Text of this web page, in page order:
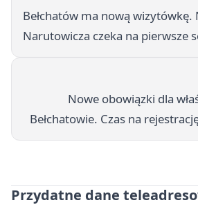
Bełchatów ma nową wizytówkę.
Narutowicza czeka na pierwsze
Nowe obowiązki dla
Bełchatowie. Czas na
Przydatne dane